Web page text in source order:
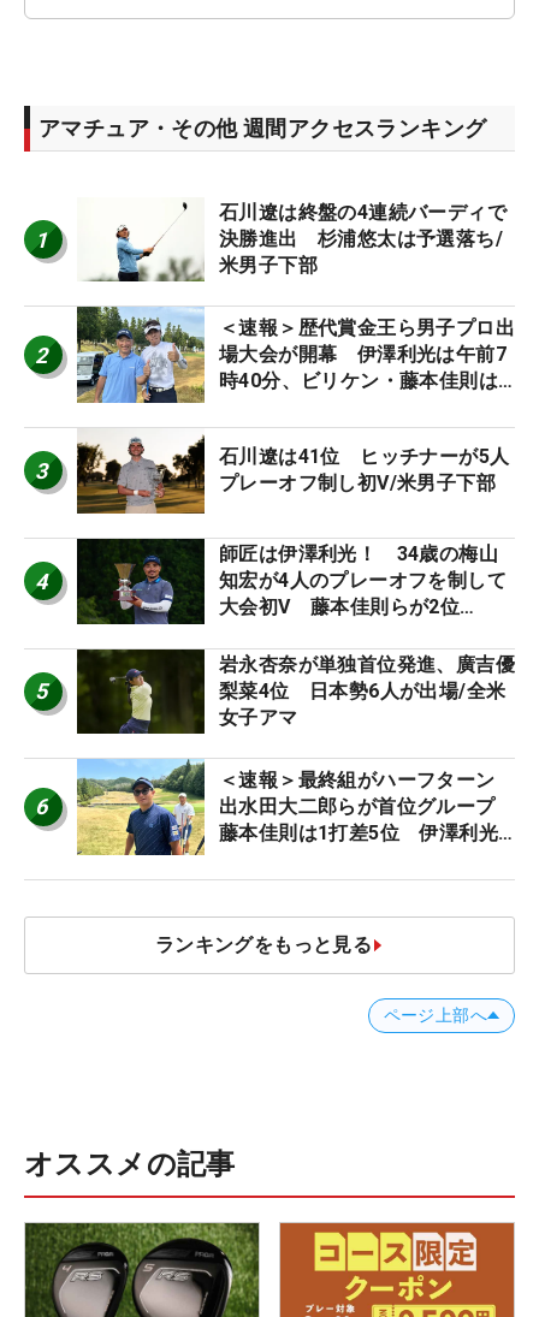
アマチュア・その他 週間アクセスランキング
1
石川遼は終盤の4連続バーディで
決勝進出 杉浦悠太は予選落ち/
米男子下部
2
＜速報＞歴代賞金王ら男子プロ出
場大会が開幕 伊澤利光は午前7
時40分、ビリケン・藤本佳則は
STAGE JOYX OPEN】
3
石川遼は41位 ヒッチナーが5人
プレーオフ制し初V/米男子下部
4
師匠は伊澤利光！ 34歳の梅山
知宏が4人のプレーオフを制して
大会初V 藤本佳則らが2位
5
岩永杏奈が単独首位発進、廣吉優
梨菜4位 日本勢6人が出場/全米
女子アマ
6
＜速報＞最終組がハーフターン
出水田大二郎らが首位グループ
藤本佳則は1打差5位 伊澤利光
JOYX OPEN】
ランキングをもっと見る
ページ上部へ
オススメの記事